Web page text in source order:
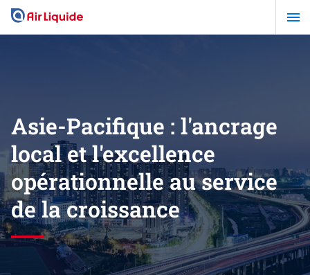
Aller
Asie-Pacifique : l'ancrage
local et l'excellence
opérationnelle au service
de la croissance